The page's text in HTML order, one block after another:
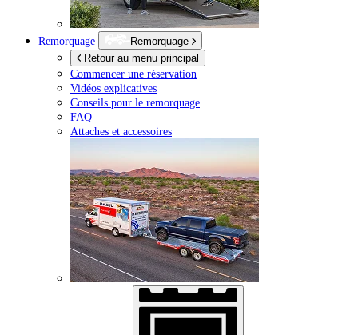
Remorquage
Remorquage
Retour au menu principal
Commencer une réservation
Vidéos explicatives
Conseils pour le remorquage
FAQ
Attaches et accessoires